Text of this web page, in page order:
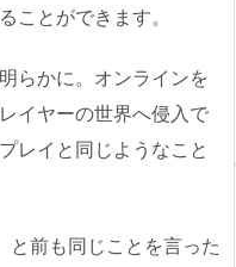
ことができます。
らかに。オンラインを
イヤーの世界へ侵入で
レイと同じようなこと
と前も同じことを言った